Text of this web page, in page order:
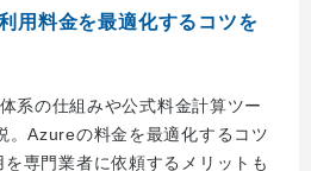
用料金を最適化するコツを
系の仕組みや公式料金計算ツー
。Azureの料金を最適化するコツ
専門業者に依頼するメリットも